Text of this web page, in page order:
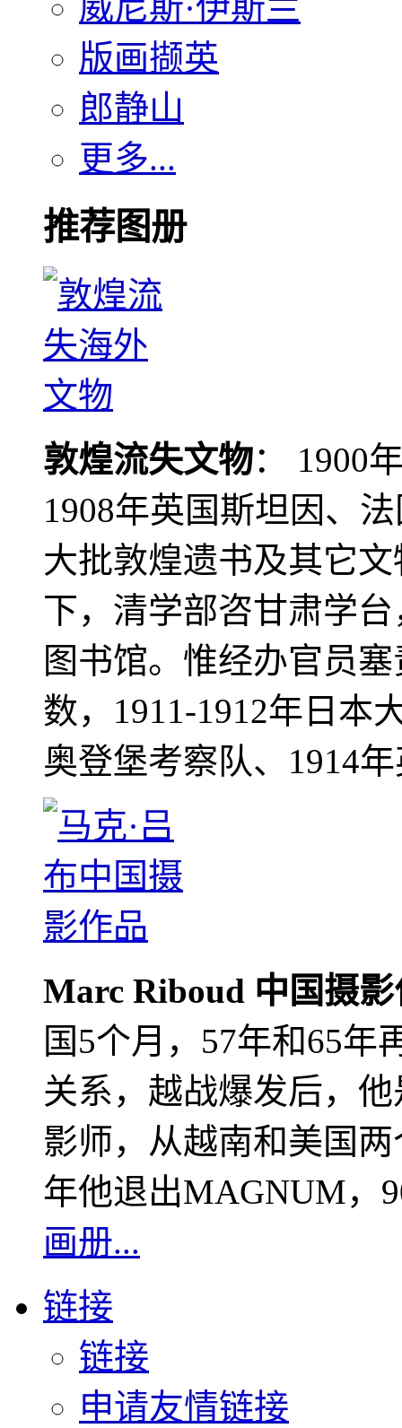
版画撷英
郎静山
更多...
推荐图册
敦煌流失文物： 1900
1908年英国斯坦因、
大批敦煌遗书及其它
下，清学部咨甘肃学
图书馆。惟经办官员
数，1911-1912年日本
奥登堡考察队、1914
Marc Riboud 中国摄
国5个月，57年和65年
关系，越战爆发后，
影师，从越南和美国
年他退出MAGNUM，
画册...
链接
链接
申请友情链接